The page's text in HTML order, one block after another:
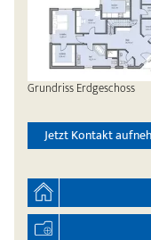
Grundriss Erdgeschoss
Jetzt Kontakt